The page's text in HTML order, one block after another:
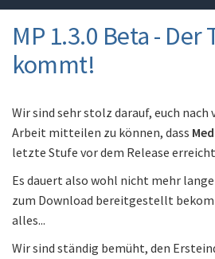
MP 1.3.0 Beta - Der
kommt!
Wir sind sehr stolz darauf, euch
Arbeit mitteilen zu können, dass
letzte Stufe vor dem Release
Es dauert also wohl nicht mehr
zum Download bereitgestellt
alles...
Wir sind ständig bemüht, den